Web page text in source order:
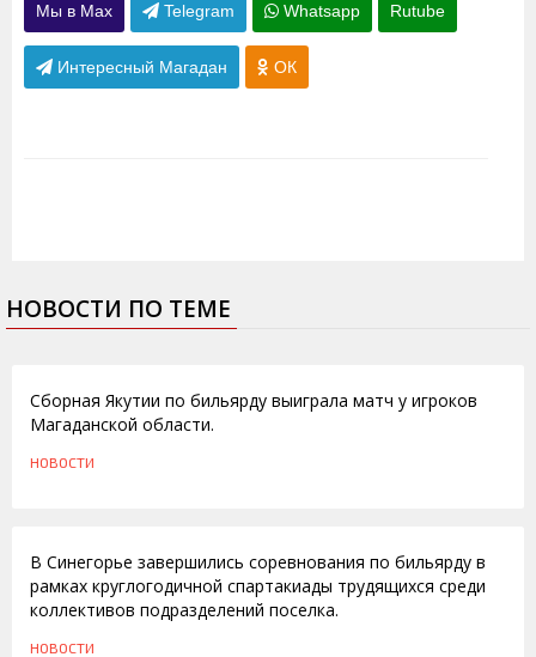
Мы в Max Telegram Whatsapp Rutube
Интересный Магадан ОК
НОВОСТИ ПО ТЕМЕ
Сборная Якутии по бильярду выиграла матч у игроков
Магаданской области.
НОВОСТИ
В Синегорье завершились соревнования по бильярду в
рамках круглогодичной спартакиады трудящихся среди
коллективов подразделений поселка.
НОВОСТИ